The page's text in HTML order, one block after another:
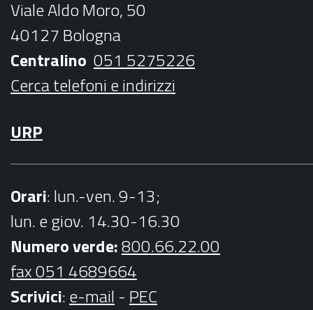
k
a
m
e
Viale Aldo Moro, 50
40127 Bologna
Centralino 051 5275226
Cerca telefoni e indirizzi
URP
Orari: lun.-ven. 9-13;
lun. e giov. 14.30-16.30
Numero verde:800.66.22.00
fax 051 4689664
Scrivici:e-mail - PEC